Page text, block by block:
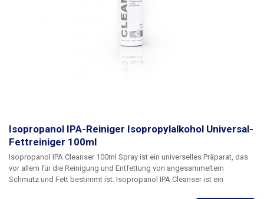
Isopropanol IPA-Reiniger Isopropylalkohol Universal-
Fettreiniger 100ml
Isopropanol IPA Cleanser 100ml Spray ist ein universelles Präparat, das
vor allem für die Reinigung und Entfettung von angesammeltem
Schmutz und Fett bestimmt ist. Isopropanol IPA Cleanser ist ein